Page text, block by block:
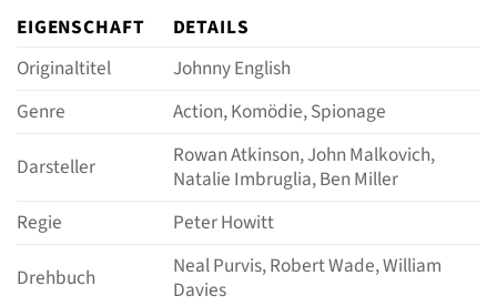
EIGENSCHAFT
DETAILS
Originaltitel
Johnny English
Genre
Action, Komödie, Spionage
Darsteller
Rowan Atkinson, John Malkovich,
Natalie Imbruglia, Ben Miller
Regie
Peter Howitt
Drehbuch
Neal Purvis, Robert Wade, William
Davies